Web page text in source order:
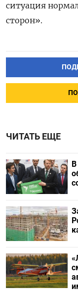
ситуация
сторон».
ЧИТАТЬ ЕЩЕ
В